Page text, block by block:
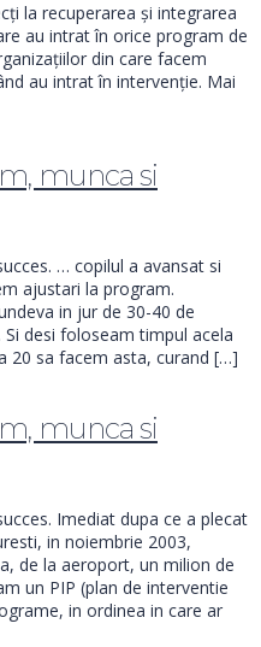
la recuperarea și integrarea
au intrat în orice program de
din care facem
au intrat în intervenție. Mai
munca si
… copilul a avansat si
ajustari la program.
in jur de 30-40 de
desi foloseam timpul acela
20 sa facem asta, curand […]
munca si
Imediat dupa ce a plecat
in noiembrie 2003,
de la aeroport, un milion de
un PIP (plan de interventie
in ordinea in care ar